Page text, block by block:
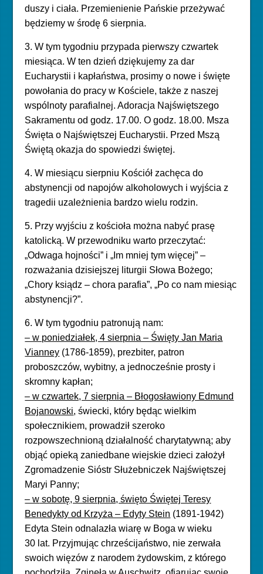
duszy i ciała. Przemienienie Pańskie przeżywać
będziemy w środę 6 sierpnia.
3. W tym tygodniu przypada pierwszy czwartek
miesiąca. W ten dzień dziękujemy za dar
Eucharystii i kapłaństwa, prosimy o nowe i święte
powołania do pracy w Kościele, także z naszej
wspólnoty parafialnej. Adoracja Najświętszego
Sakramentu od godz. 17.00. O godz. 18.00. Msza
Święta o Najświętszej Eucharystii. Przed Mszą
Świętą okazja do spowiedzi świętej.
4. W miesiącu sierpniu Kościół zachęca do
abstynencji od napojów alkoholowych i wyjścia z
tragedii uzależnienia bardzo wielu rodzin.
5. Przy wyjściu z kościoła można nabyć prasę
katolicką. W przewodniku warto przeczytać:
„Odwaga hojności” i „Im mniej tym więcej” –
rozważania dzisiejszej liturgii Słowa Bożego;
„Chory ksiądz – chora parafia”, „Po co nam miesiąc
abstynencji?”.
6. W tym tygodniu patronują nam:
– w poniedziałek, 4 sierpnia – Święty Jan Maria
Vianney (1786-1859), prezbiter, patron
proboszczów, wybitny, a jednocześnie prosty i
skromny kapłan;
– w czwartek, 7 sierpnia – Błogosławiony Edmund
Bojanowski, świecki, który będąc wielkim
społecznikiem, prowadził szeroko
rozpowszechnioną działalność charytatywną; aby
objąć opieką zaniedbane wiejskie dzieci założył
Zgromadzenie Sióstr Służebniczek Najświętszej
Maryi Panny;
– w sobotę, 9 sierpnia, święto Świętej Teresy
Benedykty od Krzyża – Edyty Stein (1891-1942)
Edyta Stein odnalazła wiarę w Boga w wieku
30 lat. Przyjmując chrześcijaństwo, nie zerwała
swoich więzów z narodem żydowskim, z którego